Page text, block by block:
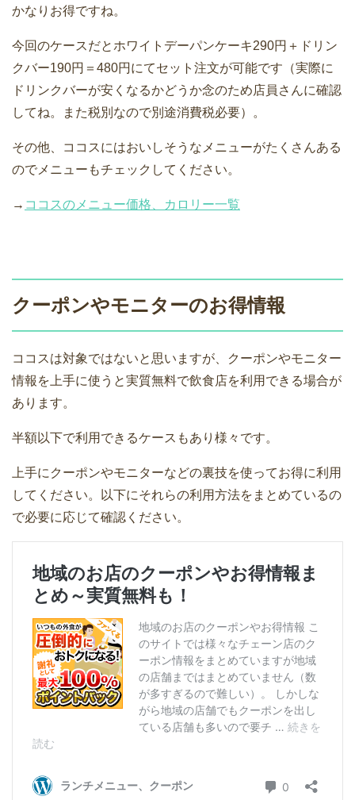
かなりお得ですね。
今回のケースだとホワイトデーパンケーキ290円＋ドリン
クバー190円＝480円にてセット注文が可能です（実際に
ドリンクバーが安くなるかどうか念のため店員さんに確認
してね。また税別なので別途消費税必要）。
その他、ココスにはおいしそうなメニューがたくさんある
のでメニューもチェックしてください。
→ ココスのメニュー価格、カロリー一覧
クーポンやモニターのお得情報
ココスは対象ではないと思いますが、クーポンやモニター
情報を上手に使うと実質無料で飲食店を利用できる場合が
あります。
半額以下で利用できるケースもあり様々です。
上手にクーポンやモニターなどの裏技を使ってお得に利用
してください。以下にそれらの利用方法をまとめているの
で必要に応じて確認ください。